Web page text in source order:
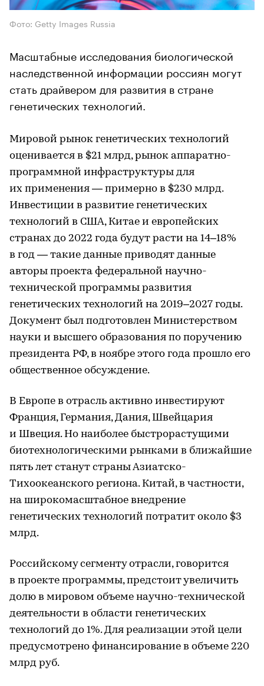
Фото: Getty Images Russia
Масштабные исследования биологической
наследственной информации россиян могут
стать драйвером для развития в стране
генетических технологий.
Мировой рынок генетических технологий
оценивается в $21 млрд, рынок аппаратно-
программной инфраструктуры для
их применения — примерно в $230 млрд.
Инвестиции в развитие генетических
технологий в США, Китае и европейских
странах до 2022 года будут расти на 14–18%
в год — такие данные приводят данные
авторы проекта федеральной научно-
технической программы развития
генетических технологий на 2019–2027 годы.
Документ был подготовлен Министерством
науки и высшего образования по поручению
президента РФ, в ноябре этого года прошло его
общественное обсуждение.
В Европе в отрасль активно инвестируют
Франция, Германия, Дания, Швейцария
и Швеция. Но наиболее быстрорастущими
биотехнологическими рынками в ближайшие
пять лет станут страны Азиатско-
Тихоокеанского региона. Китай, в частности,
на широкомасштабное внедрение
генетических технологий потратит около $3
млрд.
Российскому сегменту отрасли, говорится
в проекте программы, предстоит увеличить
долю в мировом объеме научно-технической
деятельности в области генетических
технологий до 1%. Для реализации этой цели
предусмотрено финансирование в объеме 220
млрд руб.